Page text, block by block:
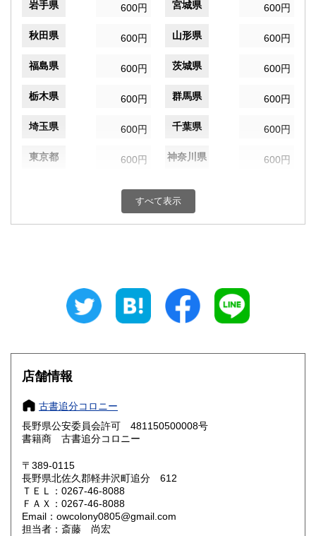
岩手県 600円 宮城県 600円
秋田県 600円 山形県 600円
福島県 600円 茨城県 600円
栃木県 600円 群馬県 600円
埼玉県 600円 千葉県 600円
東京都 600円 神奈川県 600円
600円 富山県
600円 三重県
大阪府
奈良県
鳥取県 600円 島根県
岡山県
山口県 600円
香川県 600円 愛媛県
すべて表示
店舗情報
古書追分コロニー
長野県公安委員会許可 481150500008号
書籍商 古書追分コロニー
〒389-0115
長野県北佐久郡軽井沢町追分 612
ＴＥＬ：0267-46-8088
ＦＡＸ：0267-46-8088
Email：owcolony0805@gmail.com
担当者：斎藤 尚宏